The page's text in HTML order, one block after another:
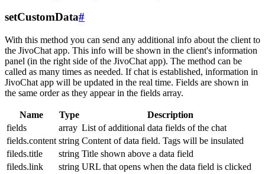
setCustomData#
With this method you can send any additional info about the client to
the JivoChat app. This info will be shown in the client's information
panel (in the right side of the JivoChat app). The method can be
called as many times as needed. If chat is established, information in
JivoChat app will be updated in the real time. Fields are shown in
the same order as they appear in the fields array.
Name Type
Description
fields
array List of additional data fields of the chat
fields.content string Content of data field. Tags will be insulated
fileds.title
string Title shown above a data field
fileds.link
string URL that opens when the data field is clicked